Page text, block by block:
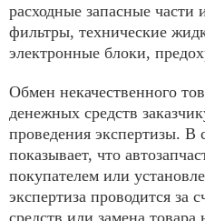
расходные запасные части
фильтры, технические
электронные блоки,
Обмен некачественного
денежных средств
проведения экспертизы. В
показывает, что
покупателем или
экспертиза проводится за
средств или замена товара